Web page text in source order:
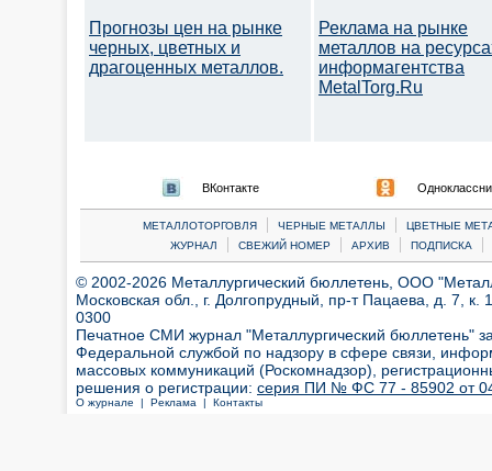
Прогнозы цен на рынке
черных, цветных и
драгоценных металлов.
Реклама на рынке
металлов на
информагентства
MetalTorg.Ru
ВКонтакте
МЕТАЛЛОТОРГОВЛЯ | ЧЕРНЫЕ МЕТАЛЛЫ |
ЦВЕТНЫЕ
ЖУРНАЛ
| СВЕЖИЙ НОМЕР | АРХИВ | ПОДПИСКА |
© 2002-2026 Металлургический бюллетень, ООО
Московская обл., г. Долгопрудный, пр-т Пацаева, д. 7,
0300
Печатное СМИ журнал "Металлургический бюллетень"
Федеральной службой по надзору в сфере связи,
массовых коммуникаций (Роскомнадзор),
решения о регистрации: серия ПИ № ФС 77 - 85902 от 04
О журнале | Реклама | Контакты